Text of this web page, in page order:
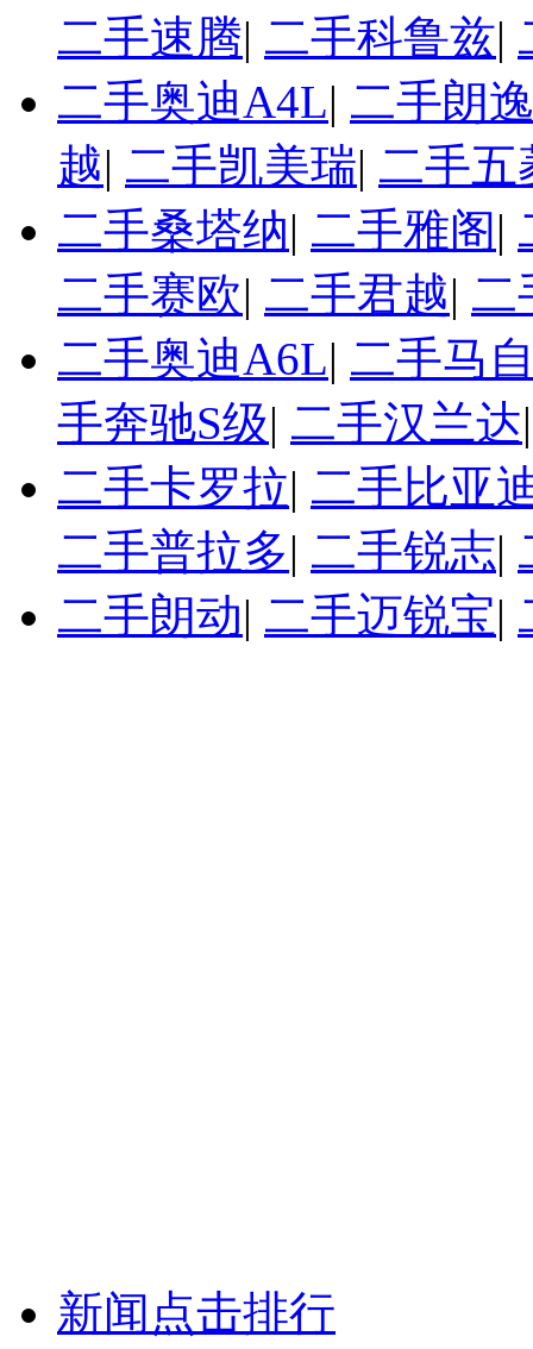
二手速腾| 二手科鲁兹|
二手奥迪A4L| 二手朗
越| 二手凯美瑞| 二手五
二手桑塔纳| 二手雅阁|
二手赛欧| 二手君越| 二
二手奥迪A6L| 二手马
手奔驰S级| 二手汉兰达
二手卡罗拉| 二手比亚
二手普拉多| 二手锐志|
二手朗动| 二手迈锐宝|
新闻点击排行